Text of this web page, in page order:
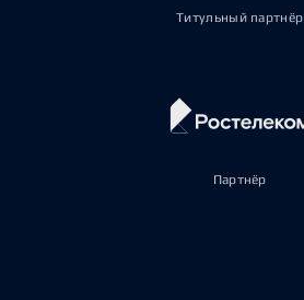
Титульный партнёр
Партнёр